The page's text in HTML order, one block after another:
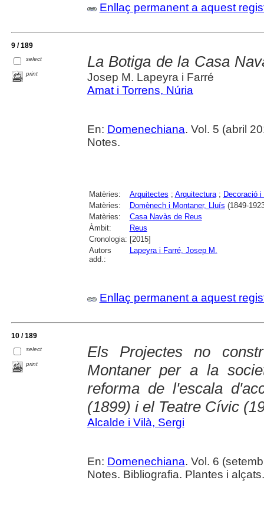
Enllaç permanent a aquest
9 / 189
select
print
La Botiga de la Casa
Josep M. Lapeyra i Farré
Amat i Torrens, Núria
En: Domenechiana. Vol. 5 (abril
Notes.
Matèries: Arquitectes ; Arquitectura; Decoració
Matèries:
Domènech i Montaner, Lluís (1849-
Matèries:
Casa Navàs de Reus
Àmbit:
Reus
Cronologia: [2015]
Autors
add.:
Lapeyra i Farré, Josep M.
Enllaç permanent a aquest
10 / 189
select
print
Els Projectes no
Montaner per a la
reforma de l'escala
(1899) i el Teatre Cívic
Alcalde i Vilà, Sergi
En: Domenechiana. Vol. 6
Notes. Bibliografia. Plantes i alçats.